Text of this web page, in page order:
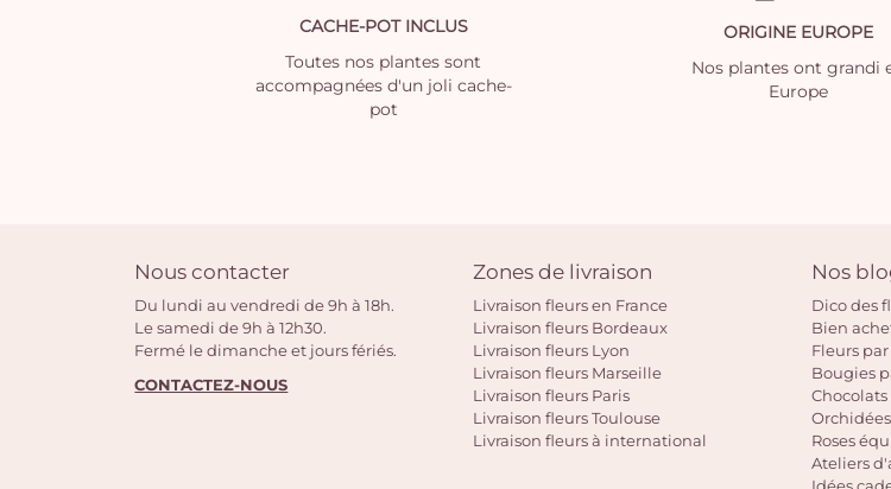
CACHE-POT INCLUS
Toutes nos plantes sont
accompagnées d'un joli cache-
pot
ORIGINE EUROPE
Nos plantes ont grandi
Europe
Nous contacter
Du lundi au vendredi de 9h à 18h.
Le samedi de 9h à 12h30.
Fermé le dimanche et jours fériés.
CONTACTEZ-NOUS
Zones de livraison
Livraison fleurs en France
Livraison fleurs Bordeaux
Livraison fleurs Lyon
Livraison fleurs Marseille
Livraison fleurs Paris
Livraison fleurs Toulouse
Livraison fleurs à international
Nos
Dico des
Bien
Fleurs
Bougies
Chocolats
Orchidées
Roses
Ateliers